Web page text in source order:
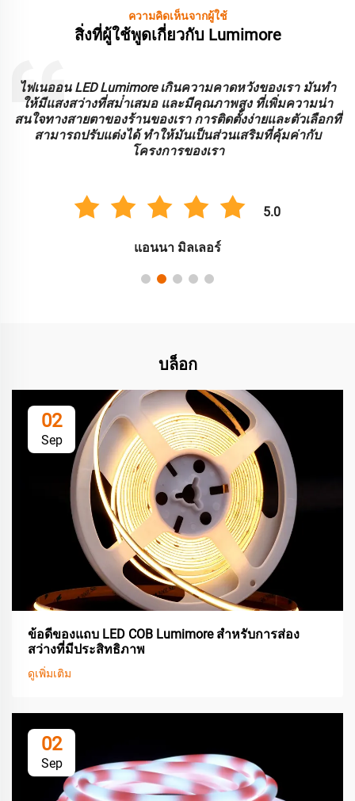
ความคิดเห็นจากผู้ใช้
สิ่งที่ผู้ใช้พูดเกี่ยวกับ Lumimore
ไฟเนออน LED Lumimore เกินความคาดหวังของเรา มันทํา
ให้มีแสงสว่างที่สม่ําเสมอ และมีคุณภาพสูง ที่เพิ่มความน่า
สนใจทางสายตาของร้านของเรา การติดตั้งง่ายและตัวเลือกที่
สามารถปรับแต่งได้ ทําให้มันเป็นส่วนเสริมที่คุ้มค่ากับ
โครงการของเรา
5.0
แอนนา มิลเลอร์
บล็อก
02
Sep
ข้อดีของแถบ LED COB Lumimore สำหรับการส่อง
สว่างที่มีประสิทธิภาพ
ดูเพิ่มเติม
02
Sep